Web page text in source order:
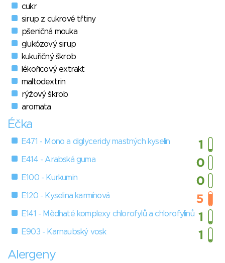
cukr
sirup z cukrové třtiny
pšeničná mouka
glukózový sirup
kukuřičný škrob
lékořicový extrakt
maltodextrin
rýžový škrob
aromata
Éčka
E471 - Mono a diglyceridy mastných kyselin
E414 - Arabská guma
E100 - Kurkumin
E120 - Kyselina karmínová
E141 - Měďnaté komplexy chlorofylů a chlorofylinů
E903 - Karnaubský vosk
Alergeny